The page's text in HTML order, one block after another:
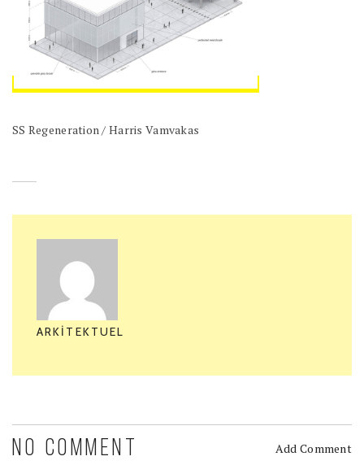
SS Regeneration / Harris Vamvakas
ARKITEKTUEL
NO COMMENT Add Comment